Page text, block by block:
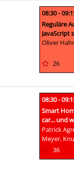
08:30 -
Reguläre
JavaScript
Oliver
26
08:30 -
Smart
car... und
Sie nicht
Patrick
Meyer,
36